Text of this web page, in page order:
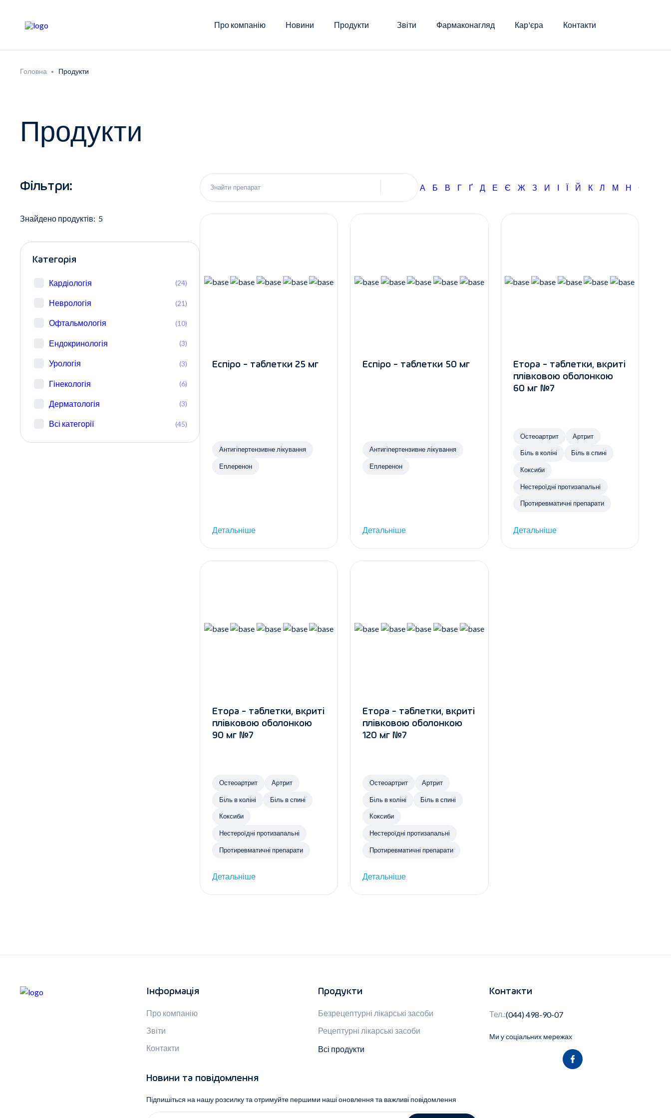
Про компанію Новини Продукти Звіти Фармаконагляд Кар'єра Контакти
Головна Продукти
Продукти
Фільтри:
Знайдено продуктів: 5
Категорія
Кардіологія (24)
Неврологія (21)
Офтальмологія (10)
Ендокринологія (3)
Урологія (3)
Гінекологія (6)
Дерматологія (3)
Всі категорії (45)
А Б В Г Ґ Д Е Є Ж З И І Ї Й К Л М Н О
Еспіро - таблетки 25 мг
Антигіпертензивне лікування
Еплеренон
Детальніше
Еспіро - таблетки 50 мг
Антигіпертензивне лікування
Еплеренон
Детальніше
Етора - таблетки, вкриті
плівковою оболонкою
60 мг №7
Остеоартрит Артрит
Біль в коліні Біль в спині
Коксиби
Нестероїдні протизапальні
Протиревматичні препарати
Детальніше
Етора - таблетки, вкриті
плівковою оболонкою
90 мг №7
Остеоартрит Артрит
Біль в коліні Біль в спині
Коксиби
Нестероїдні протизапальні
Протиревматичні препарати
Детальніше
Етора - таблетки, вкриті
плівковою оболонкою
120 мг №7
Остеоартрит Артрит
Біль в коліні Біль в спині
Коксиби
Нестероїдні протизапальні
Протиревматичні препарати
Детальніше
Інформація
Про компанію
Звіти
Контакти
Продукти
Безрецептурні лікарські засоби
Рецептурні лікарські засоби
Всі продукти
Контакти
Тел.:(044) 498-90-07
Ми у соціальних мережах
Новини та повідомлення
Підпишіться на нашу розсилку та отримуйте першими наші оновлення та важливі повідомлення